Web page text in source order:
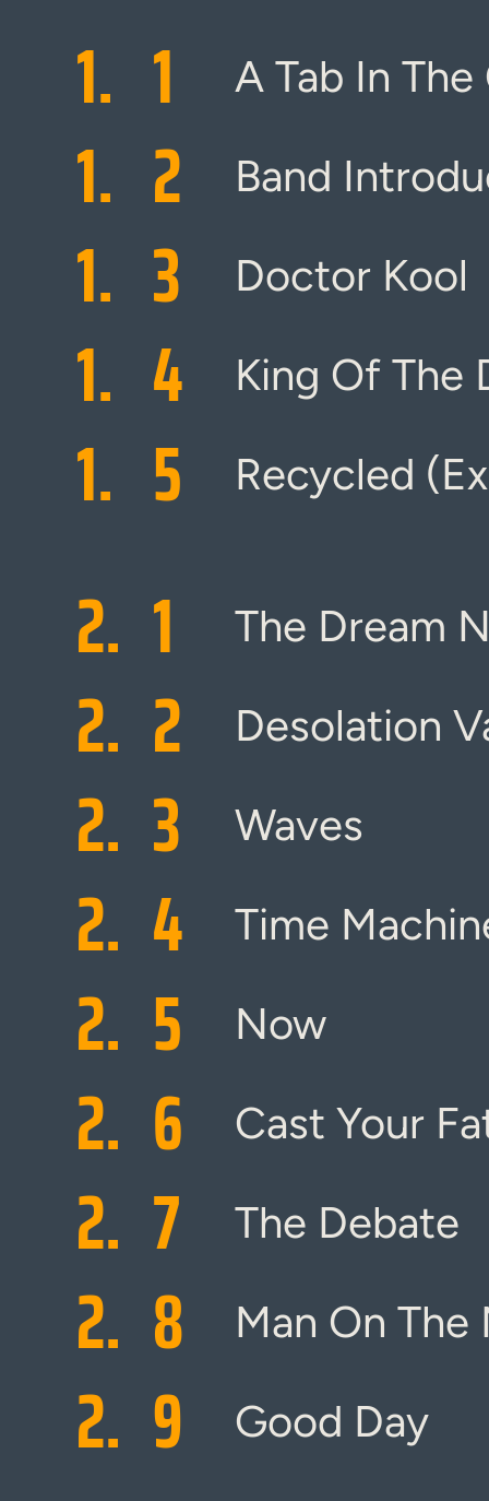
1. 1 A Tab In
1. 2 Band
1. 3 Doctor Kool
1. 4 King Of The
1. 5 Recycled
2. 1 The Dream
2. 2 Desolation
2. 3 Waves
2. 4 Time
2. 5 Now
2. 6 Cast Your
2. 7 The Debate
2. 8 Man On The
2. 9 Good Day